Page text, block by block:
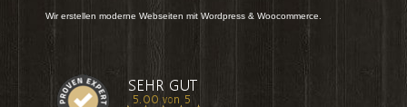
Wir erstellen moderne Webseiten mit Wordpress & Woocommerce.